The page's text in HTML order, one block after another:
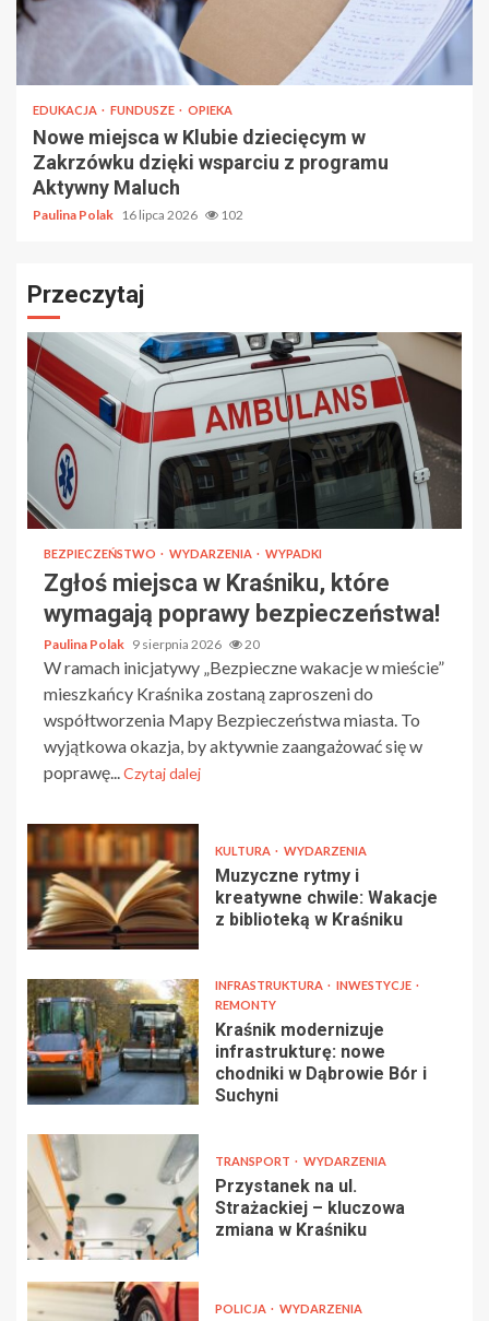
EDUKACJA FUNDUSZE OPIEKA
Nowe miejsca w Klubie dziecięcym w
Zakrzówku dzięki wsparciu z programu
Aktywny Maluch
Paulina Polak 16 lipca 2026 102
Przeczytaj
BEZPIECZEŃSTWO WYDARZENIA WYPADKI
Zgłoś miejsca w Kraśniku, które
wymagają poprawy bezpieczeństwa!
Paulina Polak 9 sierpnia 2026 20
W ramach inicjatywy „Bezpieczne wakacje w mieście”
mieszkańcy Kraśnika zostaną zaproszeni do
współtworzenia Mapy Bezpieczeństwa miasta. To
wyjątkowa okazja, by aktywnie zaangażować się w
poprawę... Czytaj dalej
KULTURA WYDARZENIA
Muzyczne rytmy i
kreatywne chwile: Wakacje
z biblioteką w Kraśniku
INFRASTRUKTURA
INWESTYCJE
REMONTY
Kraśnik modernizuje
infrastrukturę: nowe
chodniki w Dąbrowie Bór i
Suchyni
TRANSPORT WYDARZENIA
Przystanek na ul.
Strażackiej – kluczowa
zmiana w Kraśniku
POLICJA WYDARZENIA